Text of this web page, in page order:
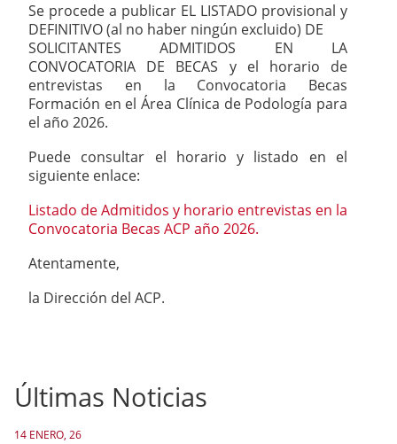
Se procede a publicar EL LISTADO provisional y
DEFINITIVO (al no haber ningún excluido) DE
SOLICITANTES ADMITIDOS EN LA
CONVOCATORIA DE BECAS y el horario de
entrevistas en la Convocatoria Becas
Formación en el Área Clínica de Podología para
el año 2026.
Puede consultar el horario y listado en el
siguiente enlace:
Listado de Admitidos y horario entrevistas en la
Convocatoria Becas ACP año 2026.
Atentamente,
la Dirección del ACP.
Últimas Noticias
14 ENERO, 26